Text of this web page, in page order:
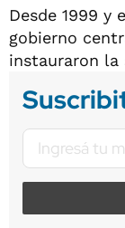
Desde 1999 y
gobierno
instauraron la